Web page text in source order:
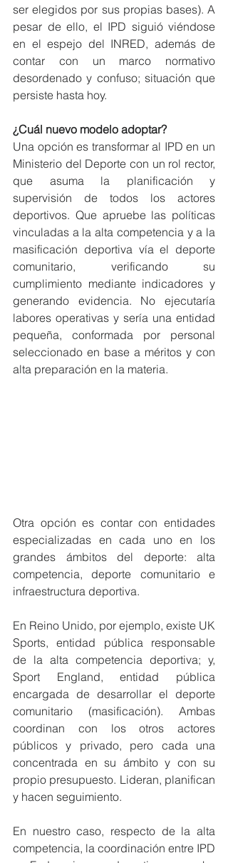
ser elegidos por sus propias bases). A
pesar de ello, el IPD siguió viéndose
en el espejo del INRED, además de
contar con un marco normativo
desordenado y confuso; situación que
persiste hasta hoy.
¿Cuál nuevo modelo adoptar?
Una opción es transformar al IPD en un
Ministerio del Deporte con un rol rector,
que asuma la planificación y
supervisión de todos los actores
deportivos. Que apruebe las políticas
vinculadas a la alta competencia y a la
masificación deportiva vía el deporte
comunitario, verificando su
cumplimiento mediante indicadores y
generando evidencia. No ejecutaría
labores operativas y sería una entidad
pequeña, conformada por personal
seleccionado en base a méritos y con
alta preparación en la materia.
Otra opción es contar con entidades
especializadas en cada uno en los
grandes ámbitos del deporte: alta
competencia, deporte comunitario e
infraestructura deportiva.
En Reino Unido, por ejemplo, existe UK
Sports, entidad pública responsable
de la alta competencia deportiva; y,
Sport England, entidad pública
encargada de desarrollar el deporte
comunitario (masificación). Ambas
coordinan con los otros actores
públicos y privado, pero cada una
concentrada en su ámbito y con su
propio presupuesto. Lideran, planifican
y hacen seguimiento.
En nuestro caso, respecto de la alta
competencia, la coordinación entre IPD